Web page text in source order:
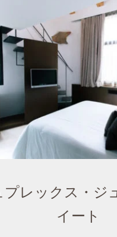
プレックス・ジ
イート